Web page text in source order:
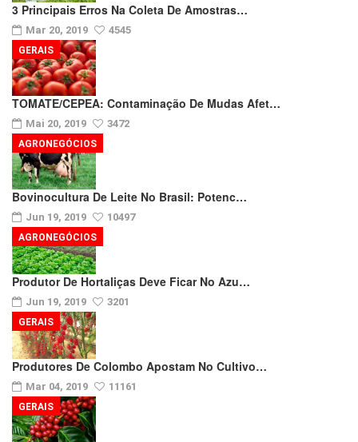
3 Principais Erros Na Coleta De Amostras…
Mar 20, 2019 4545
TOMATE/CEPEA: Contaminação De Mudas Afet…
Mai 20, 2019 3472
GERAIS
Bovinocultura De Leite No Brasil: Potenc…
Jun 19, 2019 10497
AGRONEGÓCIOS
Produtor De Hortaliças Deve Ficar No Azu…
Jun 19, 2019 3201
AGRONEGÓCIOS
Produtores De Colombo Apostam No Cultivo…
Mar 04, 2019 11161
GERAIS
GERAIS